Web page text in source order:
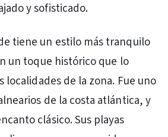
y sofisticado.
tiene un estilo más tranquilo
un toque histórico que lo
localidades de la zona. Fue uno
de la costa atlántica, y
clásico. Sus playas